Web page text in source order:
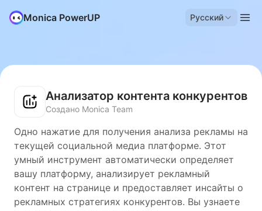
Monica PowerUP Русский
Анализатор контента конкурентов
Создано Monica Team
Одно нажатие для получения анализа рекламы на
текущей социальной медиа платформе. Этот
умный инструмент автоматически определяет
вашу платформу, анализирует рекламный
контент на странице и предоставляет инсайты о
рекламных стратегиях конкурентов. Вы узнаете